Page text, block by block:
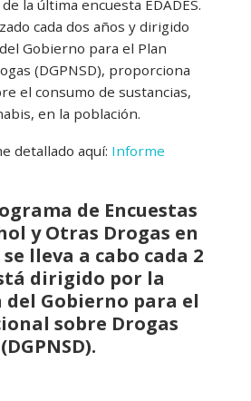
la última encuesta EDADES.
cada dos años y dirigido
Gobierno para el Plan
(DGPNSD), proporciona
el consumo de sustancias,
en la población.
detallado aquí: Informe
de Encuestas
y Otras Drogas en
lleva a cabo cada 2
dirigido por la
del Gobierno para el
sobre Drogas
(DGPNSD).